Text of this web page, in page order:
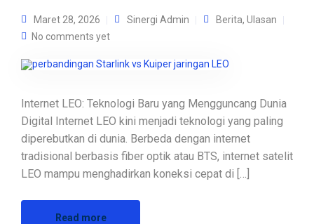
Maret 28, 2026 Sinergi Admin Berita, Ulasan
No comments yet
Internet LEO: Teknologi Baru yang Mengguncang Dunia
Digital Internet LEO kini menjadi teknologi yang paling
diperebutkan di dunia. Berbeda dengan internet
tradisional berbasis fiber optik atau BTS, internet satelit
LEO mampu menghadirkan koneksi cepat di […]
Read more